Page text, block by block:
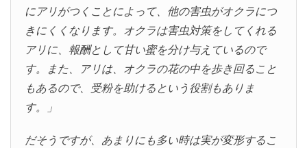
にアリがつくことによって、他の害虫がオクラにつ
きにくくなります。オクラは害虫対策をしてくれる
アリに、報酬として甘い蜜を分け与えているので
す。また、アリは、オクラの花の中を歩き回ること
もあるので、受粉を助けるという役割もありま
す。」
だそうですが、あまりにも多い時は実が変形するこ